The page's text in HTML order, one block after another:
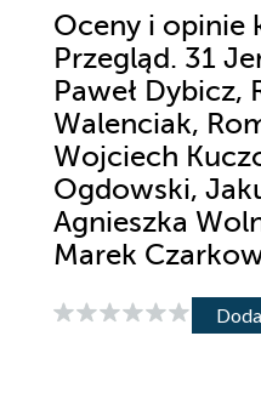
Oceny i opinie
Przegląd. 31
Paweł Dybicz,
Walenciak,
Wojciech
Ogdowski,
Agnieszka
Marek